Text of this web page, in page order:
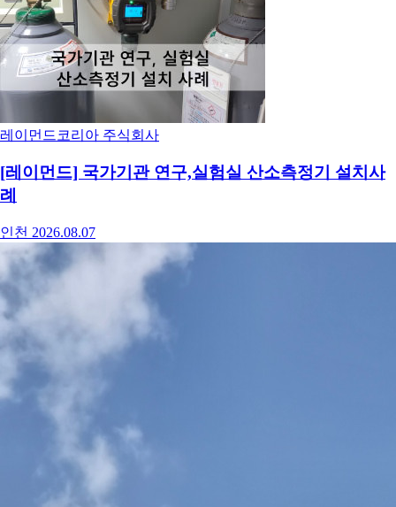
레이먼드코리아 주식회사
[레이먼드] 국가기관 연구,실험실 산소측정기 설치사
례
인천 2026.08.07